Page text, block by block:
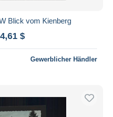
Blick vom Kienberg
$
Gewerblicher Händler